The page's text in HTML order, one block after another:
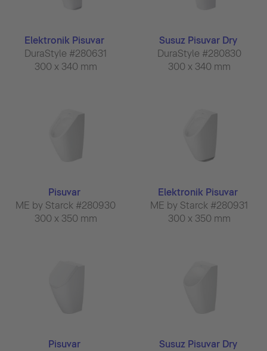
Elektronik Pisuvar
DuraStyle #280631
300 x 340 mm
Susuz Pisuvar Dry
DuraStyle #280830
300 x 340 mm
Pisuvar
ME by Starck #280930
300 x 350 mm
Elektronik Pisuvar
ME by Starck #280931
300 x 350 mm
Pisuvar
Susuz Pisuvar Dry